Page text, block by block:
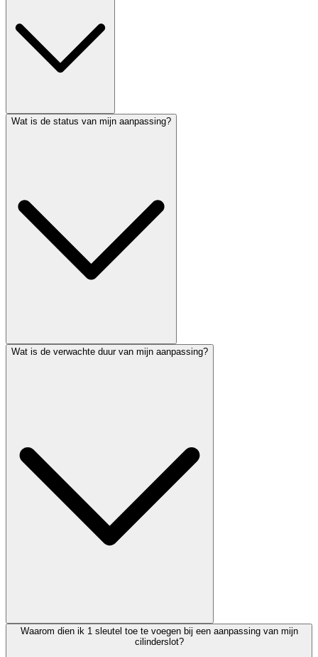
Wat is de status van mijn aanpassing?
Wat is de verwachte duur van mijn aanpassing?
Waarom dien ik 1 sleutel toe te voegen bij een aanpassing van mijn
cilinderslot?